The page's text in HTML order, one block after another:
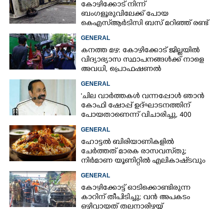
കോഴിക്കോട് നിന്ന്
ബംഗളൂരുവിലേക്ക് പോയ
കെഎസ്‌ആർടിസി ബസ് മറിഞ്ഞ് രണ്ട്
മരണം; നിരവധിപേർ
ഗുരുതരാവസ്ഥയിൽ
GENERAL
കനത്ത മഴ: കോഴിക്കോട് ജില്ലയിൽ
വിദ്യാഭ്യാസ സ്ഥാപനങ്ങൾക്ക് നാളെ
അവധി,​ പ്രൊഫഷണൽ
കോളേജുകൾക്ക് ബാധകമല്ല
GENERAL
'ചില വാർത്തകൾ വന്നപ്പോൾ ഞാൻ
കോഫി ഷോപ്പ് ഉദ്ഘാടനത്തിന്
പോയതാണെന്ന് വിചാരിച്ചു, 400
കോടിയുടെ പ്രോജക്ടാണ് അത്'
GENERAL
ഹോട്ടൽ ബിരിയാണികളിൽ
ചേർത്തത് മാരക രാസവസ്‌തു;
നിർമാണ യൂണിറ്റിൽ എലികാഷ്‌ടവും
കുപ്പിച്ചില്ലും
GENERAL
കോഴിക്കോട്ട് ഓടിക്കൊണ്ടിരുന്ന
കാറിന് തീപിടിച്ചു; വൻ അപകടം